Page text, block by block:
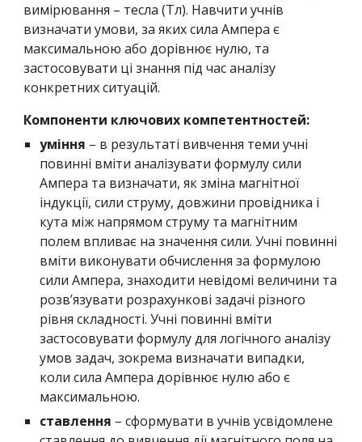
вимірювання – тесла (Тл). Навчити учнів
визначати умови, за яких сила Ампера є
максимальною або дорівнює нулю, та
застосовувати ці знання під час аналізу
конкретних ситуацій.
Компоненти ключових компетентностей:
уміння – в результаті вивчення теми учні
повинні вміти аналізувати формулу сили
Ампера та визначати, як зміна магнітної
індукції, сили струму, довжини провідника і
кута між напрямом струму та магнітним
полем впливає на значення сили. Учні повинні
вміти виконувати обчислення за формулою
сили Ампера, знаходити невідомі величини та
розв’язувати розрахункові задачі різного
рівня складності. Учні повинні вміти
застосовувати формулу для логічного аналізу
умов задач, зокрема визначати випадки,
коли сила Ампера дорівнює нулю або є
максимальною.
ставлення – сформувати в учнів усвідомлене